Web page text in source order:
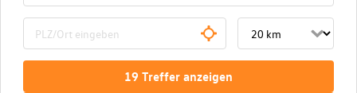
19 Treffer anzeigen